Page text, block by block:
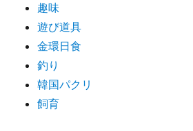
趣味
遊び道具
金環日食
釣り
韓国パクリ
飼育